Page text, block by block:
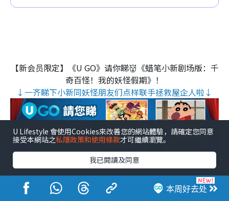
【新会员限定】《U GO》请你睇👹《蜡笔小新剧场版：千
奇百怪！我的妖怪假期》！
↓一齐睇下小新同妖怪朋友们点样联手拯救屋企人啦↓
↓ 【免费送】香港运动节2026电子门票！↓
↓ 设过百运动用品摊位 / 可现场体验多项新颖运动及观赏
本周好去处
U Lifestyle 會使用Cookies來改善您的網站體驗，請確定您同意
接受本網站之私隱政策和使用條款才可繼續瀏覽。
我已閱讀及同意